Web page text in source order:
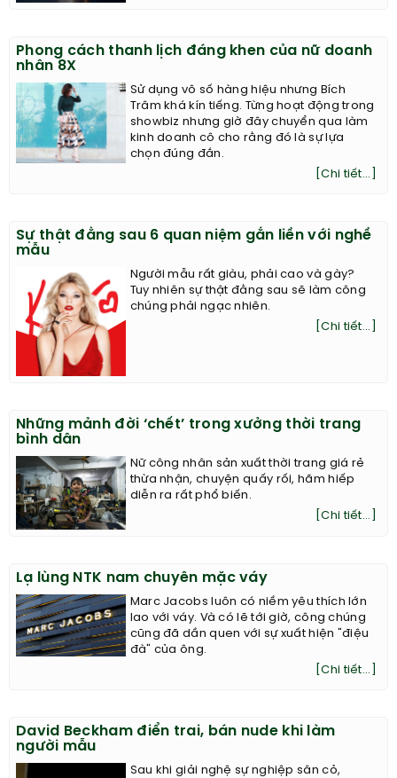
Phong cách thanh lịch đáng khen của nữ doanh
nhân 8X
Sử dụng vô số hàng hiệu nhưng Bích
Trâm khá kín tiếng. Từng hoạt động trong
showbiz nhưng giờ đây chuyển qua làm
kinh doanh cô cho rằng đó là sự lựa
chọn đúng đắn.
[Chi tiết...]
Sự thật đằng sau 6 quan niệm gắn liền với nghề
mẫu
Người mẫu rất giàu, phải cao và gày?
Tuy nhiên sự thật đằng sau sẽ làm công
chúng phải ngạc nhiên.
[Chi tiết...]
Những mảnh đời ‘chết’ trong xưởng thời trang
bình dân
Nữ công nhân sản xuất thời trang giá rẻ
thừa nhận, chuyện quấy rối, hãm hiếp
diễn ra rất phổ biến.
[Chi tiết...]
Lạ lùng NTK nam chuyên mặc váy
Marc Jacobs luôn có niềm yêu thích lớn
lao với váy. Và có lẽ tới giờ, công chúng
cũng đã dần quen với sự xuất hiện "điệu
đà" của ông.
[Chi tiết...]
David Beckham điển trai, bán nude khi làm
người mẫu
Sau khi giải nghệ sự nghiệp sân cỏ,